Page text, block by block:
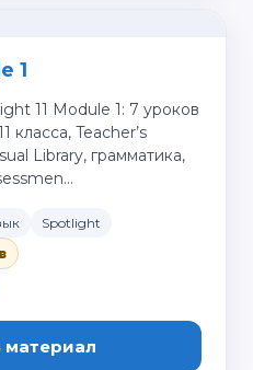
1
11 Module 1: 7 уроков
класса, Teacher’s
Library, грамматика,
Spotlight
материал